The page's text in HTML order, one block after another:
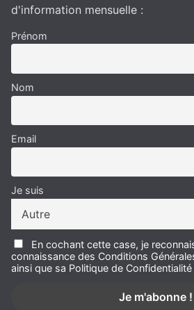
d'information mensuelle :
Prénom
Nom
Email
Je suis
En cochant cette case, je
connaissance des Conditions
ainsi que sa Politique de